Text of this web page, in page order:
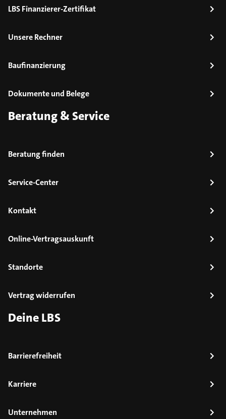
LBS Finanzierer-Zertifikat
Unsere Rechner
Baufinanzierung
Dokumente und Belege
Beratung & Service
Beratung finden
Service-Center
Kontakt
Online-Vertragsauskunft
Standorte
Vertrag widerrufen
Deine LBS
Barrierefreiheit
Karriere
Unternehmen